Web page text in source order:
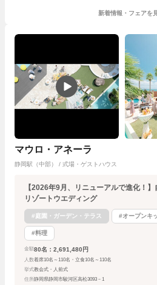
新着情報・フェアを
マウロ・アネーラ
静岡駅（中部） / 式場・ゲストハウス
【2026年9月、リニューアルで進化！
リゾートウエディング
#庭園・ガーデン・テラス #オープンキ
#料理
金額 80名：2,691,480円
人数着席10名～110名・立食10名～110名
挙式教会式・人前式
住所静岡県静岡市駿河区高松3093－1